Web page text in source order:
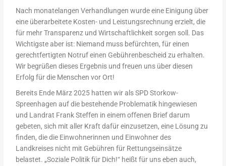
Nach monatelangen Verhandlungen wurde eine Einigung über
eine überarbeitete Kosten- und Leistungsrechnung erzielt, die
für mehr Transparenz und Wirtschaftlichkeit sorgen soll. Das
Wichtigste aber ist: Niemand muss befürchten, für einen
gerechtfertigten Notruf einen Gebührenbescheid zu erhalten.
Wir begrüßen dieses Ergebnis und freuen uns über diesen
Erfolg für die Menschen vor Ort!
Bereits Ende März 2025 hatten wir als SPD Storkow-
Spreenhagen auf die bestehende Problematik hingewiesen
und Landrat Frank Steffen in einem offenen Brief darum
gebeten, sich mit aller Kraft dafür einzusetzen, eine Lösung zu
finden, die die Einwohnerinnen und Einwohner des
Landkreises nicht mit Gebühren für Rettungseinsätze
belastet. „Soziale Politik für Dich!“ heißt für uns eben auch,